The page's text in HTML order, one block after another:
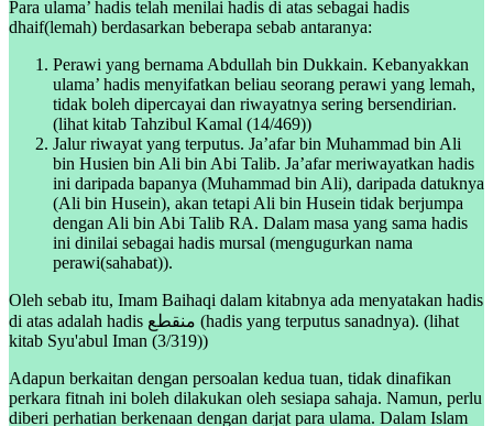
Para ulama’ hadis telah menilai hadis di atas sebagai hadis
dhaif(lemah) berdasarkan beberapa sebab antaranya:
Perawi yang bernama Abdullah bin Dukkain. Kebanyakkan
ulama’ hadis menyifatkan beliau seorang perawi yang lemah,
tidak boleh dipercayai dan riwayatnya sering bersendirian.
(lihat kitab Tahzibul Kamal (14/469))
Jalur riwayat yang terputus. Ja’afar bin Muhammad bin Ali
bin Husien bin Ali bin Abi Talib. Ja’afar meriwayatkan hadis
ini daripada bapanya (Muhammad bin Ali), daripada datuknya
(Ali bin Husein), akan tetapi Ali bin Husein tidak berjumpa
dengan Ali bin Abi Talib RA. Dalam masa yang sama hadis
ini dinilai sebagai hadis mursal (mengugurkan nama
perawi(sahabat)).
Oleh sebab itu, Imam Baihaqi dalam kitabnya ada menyatakan hadis
di atas adalah hadis منقطع (hadis yang terputus sanadnya). (lihat
kitab Syu'abul Iman (3/319))
Adapun berkaitan dengan persoalan kedua tuan, tidak dinafikan
perkara fitnah ini boleh dilakukan oleh sesiapa sahaja. Namun, perlu
diberi perhatian berkenaan dengan darjat para ulama. Dalam Islam